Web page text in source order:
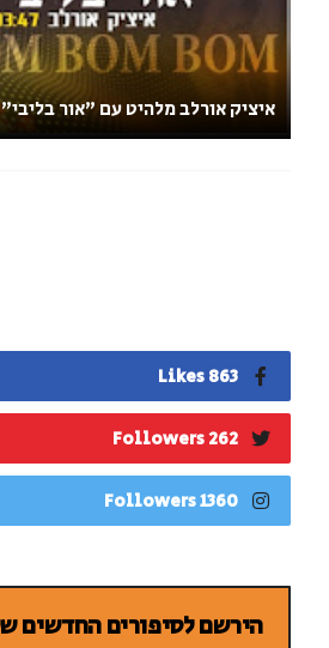
איציק אורלב מלהיט עם "אור בליבי"
863 Likes
262 Followers
1360 Followers